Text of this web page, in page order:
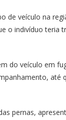
veículo na
o indivíduo
do veículo em
pernas,